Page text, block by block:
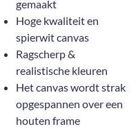
gemaakt
Hoge kwaliteit en
spierwit canvas
Ragscherp &
realistische kleuren
Het canvas wordt strak
opgespannen over een
houten frame